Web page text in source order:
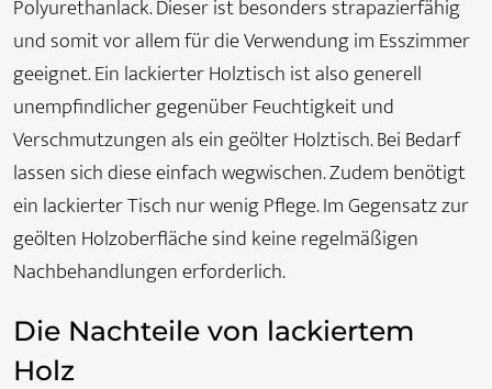
Polyurethanlack. Dieser ist besonders strapazierfähig
und somit vor allem für die Verwendung im Esszimmer
geeignet. Ein lackierter Holztisch ist also generell
unempfindlicher gegenüber Feuchtigkeit und
Verschmutzungen als ein geölter Holztisch. Bei Bedarf
lassen sich diese einfach wegwischen. Zudem benötigt
ein lackierter Tisch nur wenig Pflege. Im Gegensatz zur
geölten Holzoberfläche sind keine regelmäßigen
Nachbehandlungen erforderlich.
Die Nachteile von lackiertem
Holz